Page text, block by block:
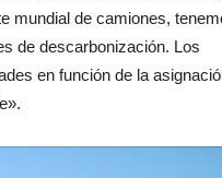
mundial de camiones,
de descarbonización. Los
en función de la